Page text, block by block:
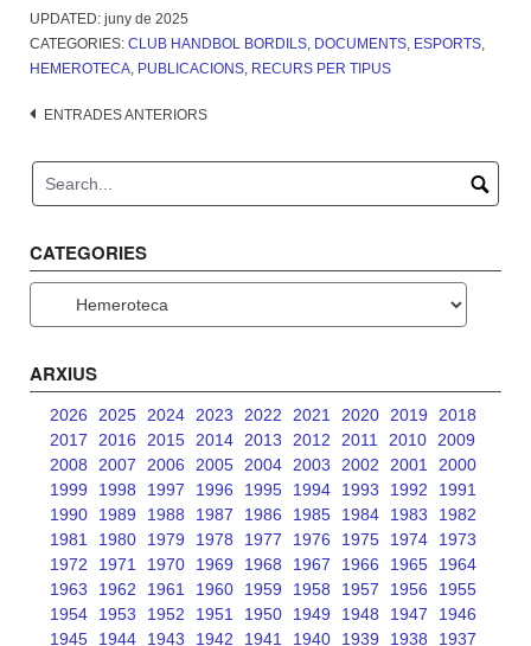
UPDATED: juny de 2025
CATEGORIES: CLUB HANDBOL BORDILS, DOCUMENTS, ESPORTS,
HEMEROTECA, PUBLICACIONS, RECURS PER TIPUS
Navegació
ENTRADES ANTERIORS
CATEGORIES
ARXIUS
2026 2025 2024 2023 2022 2021 2020 2019
2018
2017
2016 2015 2014 2013 2012 2011 2010 2009
2008
2007 2006 2005 2004 2003 2002 2001
2000
1999
1998 1997 1996 1995 1994 1993 1992
1991
1990
1989 1988 1987 1986 1985 1984 1983
1982
1981
1980 1979 1978 1977 1976 1975 1974
1973
1972
1971 1970 1969 1968 1967 1966 1965
1964
1963
1962 1961 1960 1959 1958 1957 1956
1955
1954
1953 1952 1951 1950 1949 1948 1947
1946
1945
1944 1943 1942 1941 1940 1939 1938
1937